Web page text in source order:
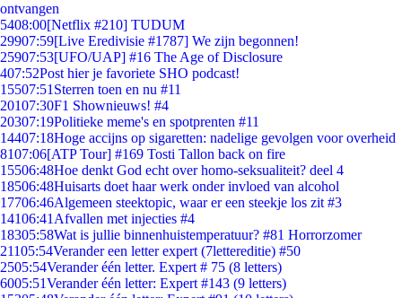
ontvangen
5408:00[Netflix #210] TUDUM
29907:59[Live Eredivisie #1787] We zijn begonnen!
25907:53[UFO/UAP] #16 The Age of Disclosure
407:52Post hier je favoriete SHO podcast!
15507:51 Sterren toen en nu #11
20107:30F1 Shownieuws! #4
20307:19Politieke meme's en spotprenten #11
14407:18Hoge accijns op sigaretten: nadelige gevolgen voor overheid
8107:06[ATP Tour] #169 Tosti Tallon back on fire
15506:48Hoe denkt God echt over homo-seksualiteit? deel 4
18506:48Huisarts doet haar werk onder invloed van alcohol
17706:46Algemeen steektopic, waar er een steekje los zit #3
14106:41 Afvallen met injecties #4
18305:58Wat is jullie binnenhuistemperatuur? #81 Horrorzomer
21105:54Verander een letter expert (7lettereditie) #50
2505:54Verander één letter. Expert # 75 (8 letters)
6005:51Verander één letter: Expert #143 (9 letters)